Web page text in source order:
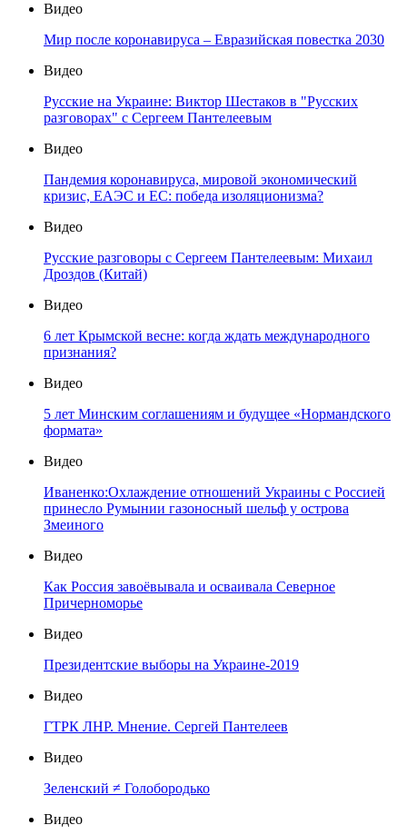
Видео
Мир после коронавируса – Евразийская повестка 2030
Видео
Русские на Украине: Виктор Шестаков в "Русских
разговорах" с Сергеем Пантелеевым
Видео
Пандемия коронавируса, мировой экономический
кризис, ЕАЭС и ЕС: победа изоляционизма?
Видео
Русские разговоры с Сергеем Пантелеевым: Михаил
Дроздов (Китай)
Видео
6 лет Крымской весне: когда ждать международного
признания?
Видео
5 лет Минским соглашениям и будущее «Нормандского
формата»
Видео
Иваненко:Охлаждение отношений Украины с Россией
принесло Румынии газоносный шельф у острова
Змеиного
Видео
Как Россия завоёвывала и осваивала Северное
Причерноморье
Видео
Президентские выборы на Украине-2019
Видео
ГТРК ЛНР. Мнение. Сергей Пантелеев
Видео
Зеленский ≠ Голобородько
Видео